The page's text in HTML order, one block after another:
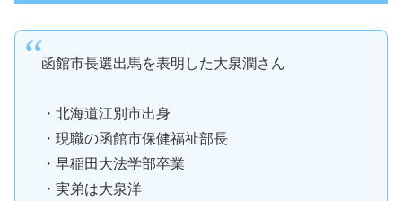
函館市長選出馬を表明した大泉潤さん
・北海道江別市出身
・現職の函館市保健福祉部長
・早稲田大法学部卒業
・実弟は大泉洋